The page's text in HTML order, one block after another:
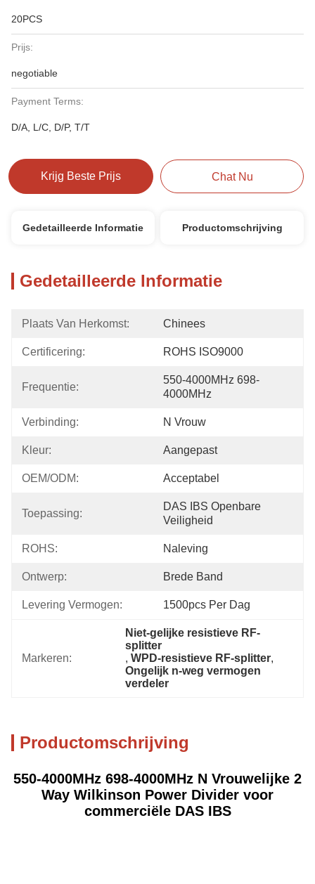
20PCS
Prijs:
negotiable
Payment Terms:
D/A, L/C, D/P, T/T
Krijg Beste Prijs Chat Nu
Gedetailleerde Informatie Productomschrijving
Gedetailleerde Informatie
Plaats Van Herkomst: Chinees
Certificering: ROHS ISO9000
Frequentie:
550-4000MHz 698-
4000MHz
Verbinding: N Vrouw
Kleur: Aangepast
OEM/ODM: Acceptabel
Toepassing:
DAS IBS Openbare
Veiligheid
ROHS: Naleving
Ontwerp: Brede Band
Levering Vermogen: 1500pcs Per Dag
Markeren:
Niet-gelijke resistieve RF-
splitter
, WPD-resistieve RF-splitter,
Ongelijk n-weg vermogen
verdeler
Productomschrijving
550-4000MHz 698-4000MHz N Vrouwelijke 2
Way Wilkinson Power Divider voor
commerciële DAS IBS